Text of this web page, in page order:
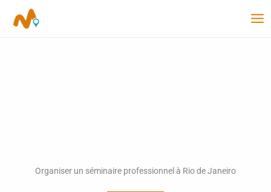
Organiser un séminaire professionnel à Rio de Janeiro